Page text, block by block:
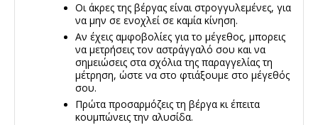
Οι άκρες της βέργας είναι στρογγυλεμένες, για
να μην σε ενοχλεί σε καμία κίνηση.
Αν έχεις αμφοβολίες για το μέγεθος, μπορεις
να μετρήσεις τον αστράγγαλό σου και να
σημειώσεις στα σχόλια της παραγγελίας τη
μέτρηση, ώστε να στο φτιάξουμε στο μέγεθός
σου.
Πρώτα προσαρμόζεις τη βέργα κι έπειτα
κουμπώνεις την αλυσίδα.